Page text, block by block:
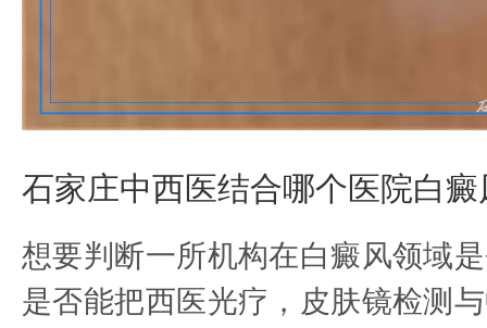
石家庄中西医结合哪个医院白癜
想要判断一所机构在白癜风领域
是否能把西医光疗，皮肤镜检测